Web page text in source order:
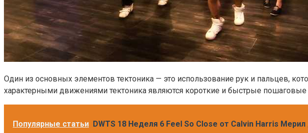
Один из основных элементов тектоника — это использование рук и пальцев,
характерными движениями тектоника являются короткие и быстрые
Популярные статьи DWTS 18 Неделя 6 Feel So Close от Calvin Harris